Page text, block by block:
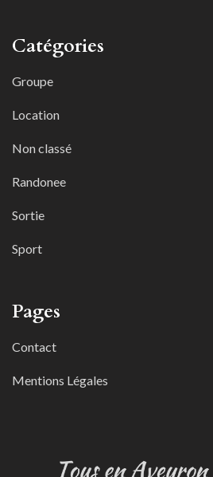
Catégories
Groupe
Location
Non classé
Randonee
Sortie
Sport
Pages
Contact
Mentions Légales